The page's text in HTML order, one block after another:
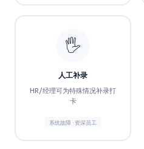
🖐
人工补录
HR/经理可为特殊情况补录打
卡
系统故障 · 资深员工